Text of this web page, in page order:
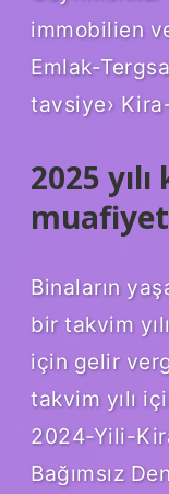
immobilien
Emlak-
tavsiye›
2025
Binaların
bir takvim
için gelir
takvim yılı
2024-Yili-
Bağımsız